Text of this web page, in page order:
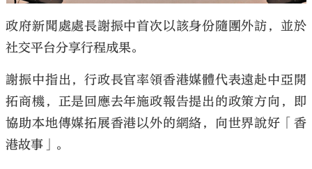
政府新聞處處長謝振中首次以該身份隨團外訪，並於
社交平台分享行程成果。
謝振中指出，行政長官率領香港媒體代表遠赴中亞開
拓商機，正是回應去年施政報告提出的政策方向，即
協助本地傳媒拓展香港以外的網絡，向世界說好「香
港故事」。